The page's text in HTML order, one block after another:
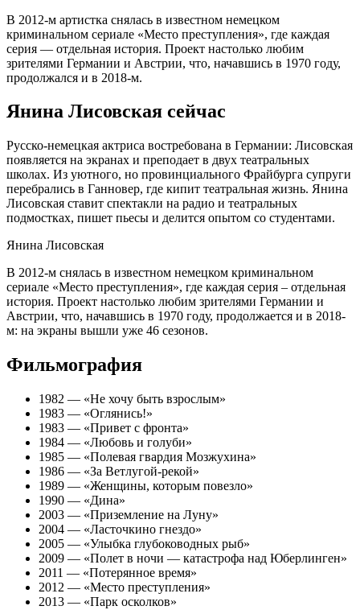
В 2012-м артистка снялась в известном немецком
криминальном сериале «Место преступления», где каждая
серия — отдельная история. Проект настолько любим
зрителями Германии и Австрии, что, начавшись в 1970 году,
продолжался и в 2018-м.
Янина Лисовская сейчас
Русско-немецкая актриса востребована в Германии: Лисовская
появляется на экранах и преподает в двух театральных
школах. Из уютного, но провинциального Фрайбурга супруги
перебрались в Ганновер, где кипит театральная жизнь. Янина
Лисовская ставит спектакли на радио и театральных
подмостках, пишет пьесы и делится опытом со студентами.
Янина Лисовская
В 2012-м снялась в известном немецком криминальном
сериале «Место преступления», где каждая серия – отдельная
история. Проект настолько любим зрителями Германии и
Австрии, что, начавшись в 1970 году, продолжается и в 2018-
м: на экраны вышли уже 46 сезонов.
Фильмография
1982 — «Не хочу быть взрослым»
1983 — «Оглянись!»
1983 — «Привет с фронта»
1984 — «Любовь и голуби»
1985 — «Полевая гвардия Мозжухина»
1986 — «За Ветлугой-рекой»
1989 — «Женщины, которым повезло»
1990 — «Дина»
2003 — «Приземление на Луну»
2004 — «Ласточкино гнездо»
2005 — «Улыбка глубоководных рыб»
2009 — «Полет в ночи — катастрофа над Юберлинген»
2011 — «Потерянное время»
2012 — «Место преступления»
2013 — «Парк осколков»